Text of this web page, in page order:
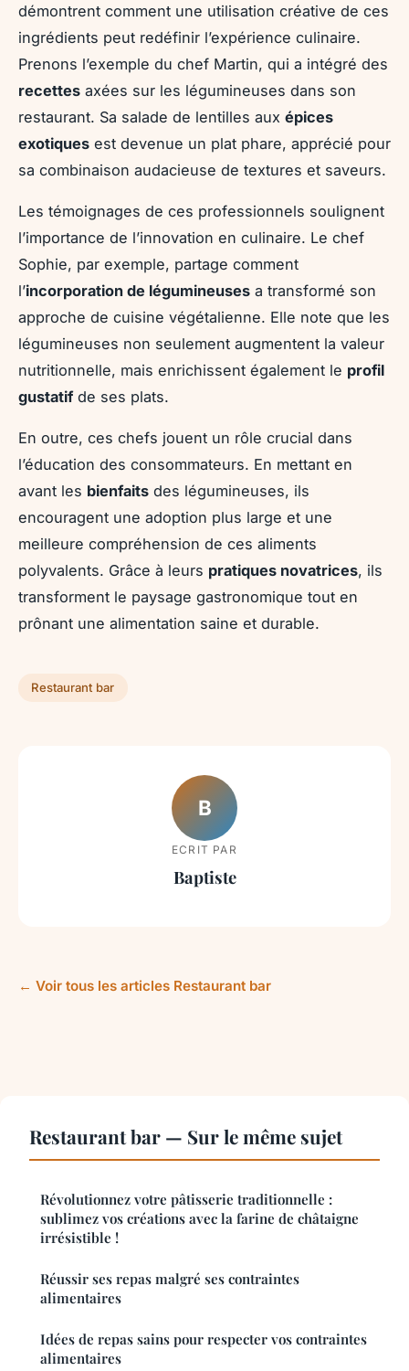
démontrent comment une utilisation créative de ces
ingrédients peut redéfinir l’expérience culinaire.
Prenons l’exemple du chef Martin, qui a intégré des
recettes axées sur les légumineuses dans son
restaurant. Sa salade de lentilles aux épices
exotiques est devenue un plat phare, apprécié pour
sa combinaison audacieuse de textures et saveurs.
Les témoignages de ces professionnels soulignent
l’importance de l’innovation en culinaire. Le chef
Sophie, par exemple, partage comment
l’incorporation de légumineuses a transformé son
approche de cuisine végétalienne. Elle note que les
légumineuses non seulement augmentent la valeur
nutritionnelle, mais enrichissent également le profil
gustatifde ses plats.
En outre, ces chefs jouent un rôle crucial dans
l’éducation des consommateurs. En mettant en
avant les bienfaits des légumineuses, ils
encouragent une adoption plus large et une
meilleure compréhension de ces aliments
polyvalents. Grâce à leurs pratiques novatrices, ils
transforment le paysage gastronomique tout en
prônant une alimentation saine et durable.
Restaurant bar
B
ECRIT PAR
Baptiste
← Voir tous les articles Restaurant bar
Restaurant bar — Sur le même sujet
Révolutionnez votre pâtisserie traditionnelle :
sublimez vos créations avec la farine de châtaigne
irrésistible !
Réussir ses repas malgré ses contraintes
alimentaires
Idées de repas sains pour respecter vos contraintes
alimentaires